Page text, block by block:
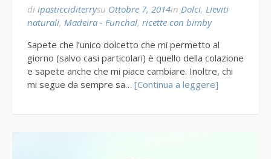
di ipasticciditerrysu Ottobre 7, 2014in Dolci, Lieviti
naturali, Madeira - Funchal, ricette con bimby
Sapete che l’unico dolcetto che mi permetto al
giorno (salvo casi particolari) è quello della colazione
e sapete anche che mi piace cambiare. Inoltre, chi
mi segue da sempre sa… [Continua a leggere]